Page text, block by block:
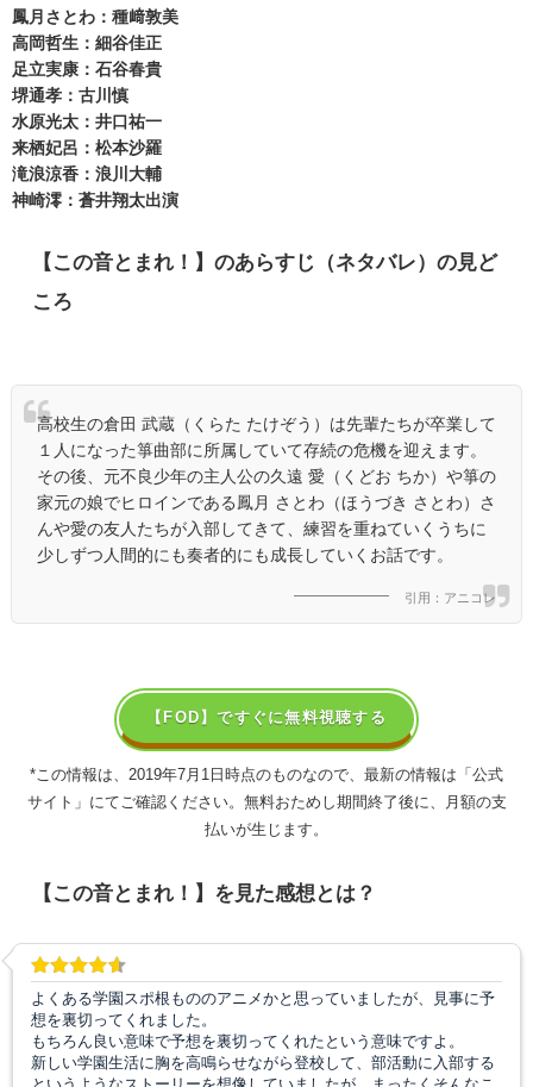
鳳月さとわ：種﨑敦美
高岡哲生：細谷佳正
足立実康：石谷春貴
堺通孝：古川慎
水原光太：井口祐一
来栖妃呂：松本沙羅
滝浪涼香：浪川大輔
神崎澪：蒼井翔太出演
【この音とまれ！】のあらすじ（ネタバレ）の見ど
ころ
高校生の倉田 武蔵（くらた たけぞう）は先輩たちが卒業して
１人になった箏曲部に所属していて存続の危機を迎えます。
その後、元不良少年の主人公の久遠 愛（くどお ちか）や箏の
家元の娘でヒロインである鳳月 さとわ（ほうづき さとわ）さ
んや愛の友人たちが入部してきて、練習を重ねていくうちに
少しずつ人間的にも奏者的にも成長していくお話です。
引用：アニコレ
【FOD】ですぐに無料視聴する
*この情報は、2019年7月1日時点のものなので、最新の情報は「公式
サイト」にてご確認ください。無料おためし期間終了後に、月額の支
払いが生じます。
【この音とまれ！】を見た感想とは？
よくある学園スポ根もののアニメかと思っていましたが、見事に予
想を裏切ってくれました。
もちろん良い意味で予想を裏切ってくれたという意味ですよ。
新しい学園生活に胸を高鳴らせながら登校して、部活動に入部する
というようなストーリーを想像していましたが、まったくそんなこ